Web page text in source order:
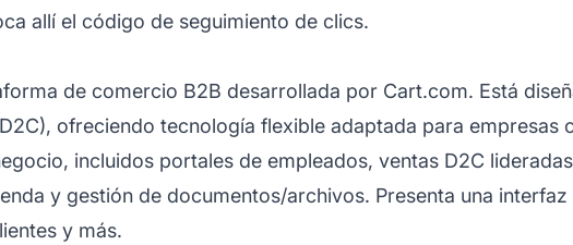
allí el código de seguimiento de clics.
de comercio B2B desarrollada por Cart.com. Está
ofreciendo tecnología flexible adaptada para empresas
incluidos portales de empleados, ventas D2C
y gestión de documentos/archivos. Presenta una
y más.